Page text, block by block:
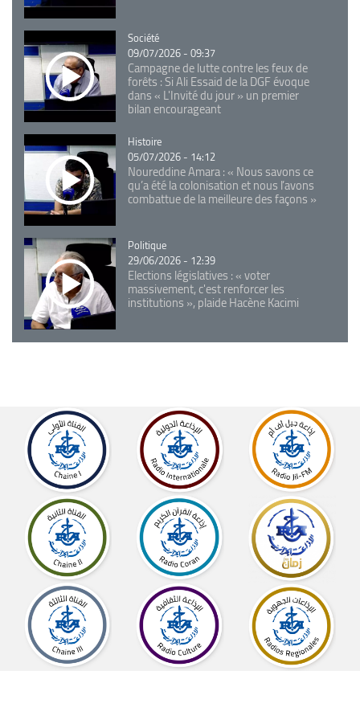
Catégorie
Société
09/07/2026 - 09:37
Campagne de lutte contre les feux de
forêts : Si Ali Essaid de la DGF évoque
dans « L'Invité du jour » un premier
bilan encourageant
Catégorie
Histoire
05/07/2026 - 14:12
Noureddine Amara : « Nous savons ce
qu’a été la colonisation et nous l’avons
combattue de la meilleure des façons »
Catégorie
Politique
29/06/2026 - 12:39
Elections législatives : « voter
massivement, c'est renforcer les
institutions », plaide Hacène Kacimi